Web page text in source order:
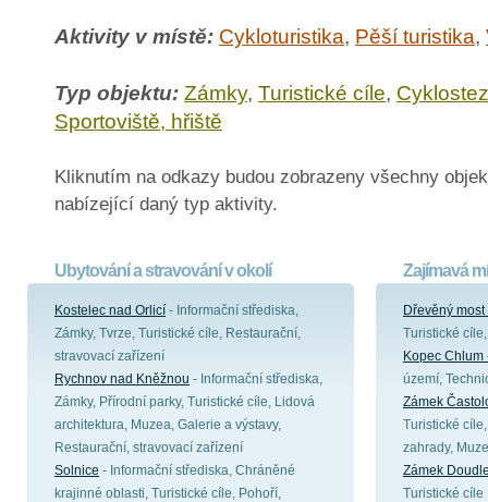
Aktivity v místě: Cykloturistika, Pěší turistika,
Typ objektu: Zámky, Turistické cíle,
Sportoviště, hřiště
Kliknutím na odkazy budou zobrazeny všechny
nabízející daný typ aktivity.
Ubytování a stravování v okolí
Kostelec nad Orlicí - Informační střediska,
Zámky, Tvrze, Turistické cíle, Restaurační,
stravovací zařízení
Rychnov nad Kněžnou - Informační střediska,
Zámky, Přírodní parky, Turistické cíle, Lidová
architektura, Muzea, Galerie a výstavy,
Restaurační, stravovací zařízení
Solnice - Informační střediska, Chráněné
krajinné oblasti, Turistické cíle, Pohoří,
Zajímavá
Dřevěný
Turistické
Kopec
území,
Zámek
Turistické
zahrady,
Zámek
Turistické cíle